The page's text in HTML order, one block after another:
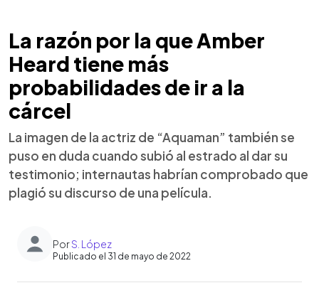
La razón por la que Amber
Heard tiene más
probabilidades de ir a la
cárcel
La imagen de la actriz de “Aquaman” también se
puso en duda cuando subió al estrado al dar su
testimonio; internautas habrían comprobado que
plagió su discurso de una película.
PorS. López
Publicado el 31 de mayo de 2022